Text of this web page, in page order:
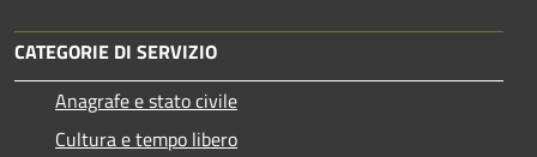
CATEGORIE DI SERVIZIO
Anagrafe e stato civile
Cultura e tempo libero